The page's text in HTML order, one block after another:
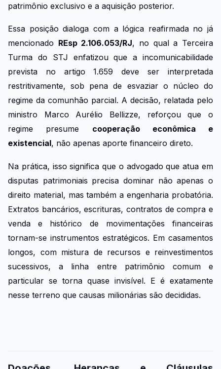
patrimônio exclusivo e a aquisição posterior.
Essa posição dialoga com a lógica reafirmada no já
mencionado REsp 2.106.053/RJ, no qual a Terceira
Turma do STJ enfatizou que a incomunicabilidade
prevista no artigo 1.659 deve ser interpretada
restritivamente, sob pena de esvaziar o núcleo do
regime da comunhão parcial. A decisão, relatada pelo
ministro Marco Aurélio Bellizze, reforçou que o
regime presume cooperação econômica e
existencial, não apenas aporte financeiro direto.
Na prática, isso significa que o advogado que atua em
disputas patrimoniais precisa dominar não apenas o
direito material, mas também a engenharia probatória.
Extratos bancários, escrituras, contratos de compra e
venda e histórico de movimentações financeiras
tornam-se instrumentos estratégicos. Em casamentos
longos, com mistura de recursos e reinvestimentos
sucessivos, a linha entre patrimônio comum e
particular se torna quase invisível. E é exatamente
nesse terreno que causas milionárias são decididas.